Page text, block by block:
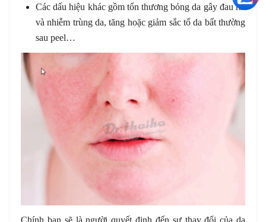
Các dấu hiệu khác gồm tổn thương bỏng da gây đau rát
và nhiễm trùng da, tăng hoặc giảm sắc tố da bất thường
sau peel…
Chính bạn sẽ là người quyết định đến sự thay đổi của da